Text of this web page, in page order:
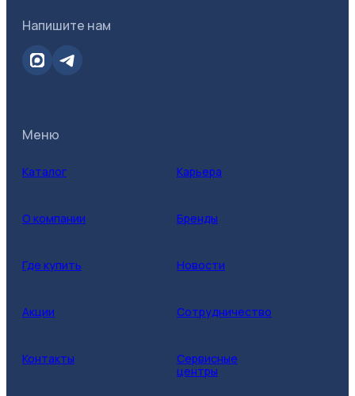
Напишите нам
Меню
Каталог Карьера
О компании Бренды
Где купить Новости
Акции Сотрудничество
Контакты
Сервисные
центры